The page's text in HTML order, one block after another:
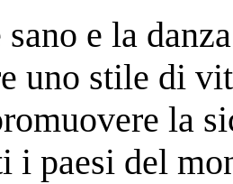
e la
uno stile di
la
i paesi del